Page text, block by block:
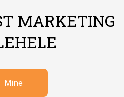
MARKETING
Mine